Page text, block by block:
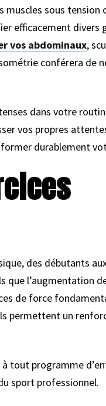
muscles sous tension
efficacement divers
vos abdominaux,
conférera de
dans votre
vos propres
durablement
des débutants
que l’augmentation
de force
permettent un
tout programme
sport professionnel.